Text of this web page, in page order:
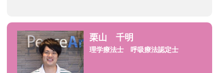
栗山 千明
理学療法士 呼吸療法認定士